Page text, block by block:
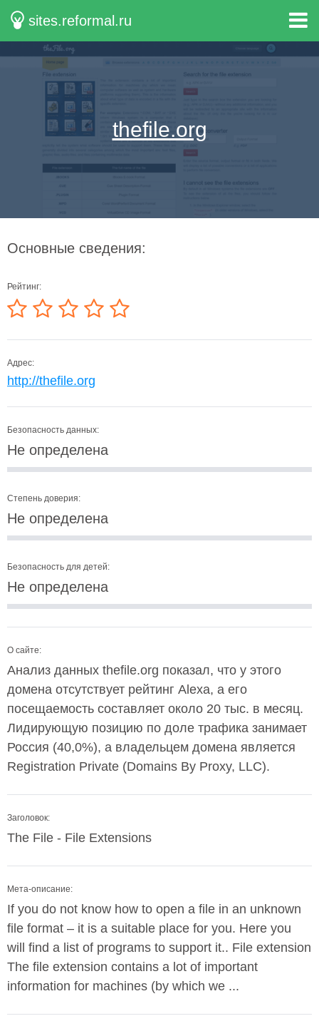
sites.reformal.ru
thefile.org
Основные сведения:
Рейтинг:
Адрес:
http://thefile.org
Безопасность данных:
Не определена
Степень доверия:
Не определена
Безопасность для детей:
Не определена
О сайте:
Анализ данных thefile.org показал, что у этого
домена отсутствует рейтинг Alexa, а его
посещаемость составляет около 20 тыс. в месяц.
Лидирующую позицию по доле трафика занимает
Россия (40,0%), а владельцем домена является
Registration Private (Domains By Proxy, LLC).
Заголовок:
The File - File Extensions
Мета-описание:
If you do not know how to open a file in an unknown
file format – it is a suitable place for you. Here you
will find a list of programs to support it.. File extension
The file extension contains a lot of important
information for machines (by which we ...